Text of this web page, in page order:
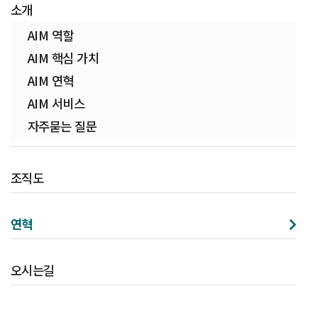
소개
AIM 역할
AIM 핵심 가치
AIM 연혁
AIM 서비스
자주묻는 질문
조직도
연혁
오시는길